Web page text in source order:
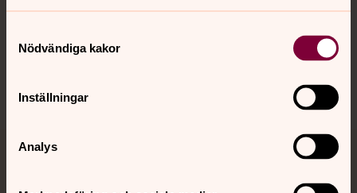
Nödvändiga kakor
Inställningar
Analys
Sociala kanaler